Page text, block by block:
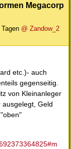
Megacorp
@ Zandow_2
etc.)- auch
gegenseitig.
von Kleinanleger
Geld